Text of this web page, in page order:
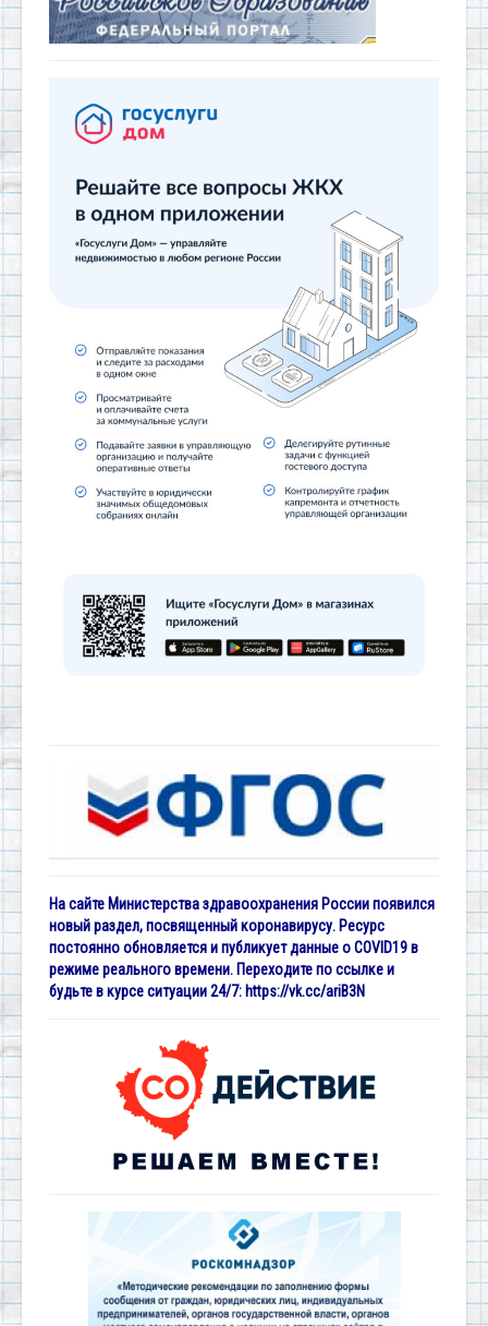
На сайте Министерства здравоохранения России появился
новый раздел, посвященный коронавирусу. Ресурс
постоянно обновляется и публикует данные о COVID19 в
режиме реального времени. Переходите по ссылке и
будьте в курсе ситуации 24/7: https://vk.cc/ariB3N